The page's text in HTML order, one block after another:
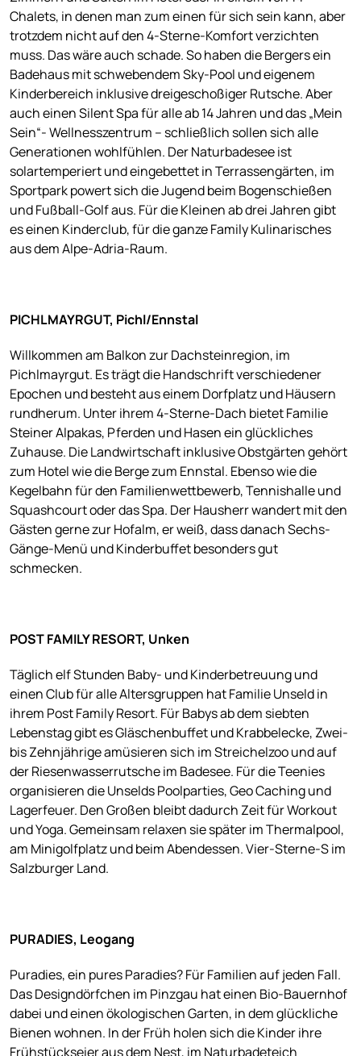
Chalets, in denen man zum einen für sich sein kann, aber
trotzdem nicht auf den 4-Sterne-Komfort verzichten
muss. Das wäre auch schade. So haben die Bergers ein
Badehaus mit schwebendem Sky-Pool und eigenem
Kinderbereich inklusive dreigeschoßiger Rutsche. Aber
auch einen Silent Spa für alle ab 14 Jahren und das „Mein
Sein“- Wellnesszentrum – schließlich sollen sich alle
Generationen wohlfühlen. Der Naturbadesee ist
solartemperiert und eingebettet in Terrassengärten, im
Sportpark powert sich die Jugend beim Bogenschießen
und Fußball-Golf aus. Für die Kleinen ab drei Jahren gibt
es einen Kinderclub, für die ganze Family Kulinarisches
aus dem Alpe-Adria-Raum.
PICHLMAYRGUT, Pichl/Ennstal
Willkommen am Balkon zur Dachsteinregion, im
Pichlmayrgut. Es trägt die Handschrift verschiedener
Epochen und besteht aus einem Dorfplatz und Häusern
rundherum. Unter ihrem 4-Sterne-Dach bietet Familie
Steiner Alpakas, Pferden und Hasen ein glückliches
Zuhause. Die Landwirtschaft inklusive Obstgärten gehört
zum Hotel wie die Berge zum Ennstal. Ebenso wie die
Kegelbahn für den Familienwettbewerb, Tennishalle und
Squashcourt oder das Spa. Der Hausherr wandert mit den
Gästen gerne zur Hofalm, er weiß, dass danach Sechs-
Gänge-Menü und Kinderbuffet besonders gut
schmecken.
POST FAMILY RESORT, Unken
Täglich elf Stunden Baby- und Kinderbetreuung und
einen Club für alle Altersgruppen hat Familie Unseld in
ihrem Post Family Resort. Für Babys ab dem siebten
Lebenstag gibt es Gläschenbuffet und Krabbelecke, Zwei-
bis Zehnjährige amüsieren sich im Streichelzoo und auf
der Riesenwasserrutsche im Badesee. Für die Teenies
organisieren die Unselds Poolparties, Geo Caching und
Lagerfeuer. Den Großen bleibt dadurch Zeit für Workout
und Yoga. Gemeinsam relaxen sie später im Thermalpool,
am Minigolfplatz und beim Abendessen. Vier-Sterne-S im
Salzburger Land.
PURADIES, Leogang
Puradies, ein pures Paradies? Für Familien auf jeden Fall.
Das Designdörfchen im Pinzgau hat einen Bio-Bauernhof
dabei und einen ökologischen Garten, in dem glückliche
Bienen wohnen. In der Früh holen sich die Kinder ihre
Frühstückseier aus dem Nest, im Naturbadeteich